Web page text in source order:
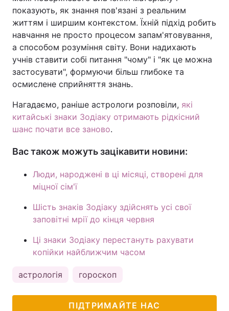
показують, як знання пов'язані з реальним
життям і ширшим контекстом. Їхній підхід робить
навчання не просто процесом запам'ятовування,
а способом розуміння світу. Вони надихають
учнів ставити собі питання "чому" і "як це можна
застосувати", формуючи більш глибоке та
осмислене сприйняття знань.
Нагадаємо, раніше астрологи розповіли, які
китайські знаки Зодіаку отримають рідкісний
шанс почати все заново.
Вас також можуть зацікавити новини:
Люди, народжені в ці місяці, створені для
міцної сім'ї
Шість знаків Зодіаку здійснять усі свої
заповітні мрії до кінця червня
Ці знаки Зодіаку перестануть рахувати
копійки найближчим часом
астрологія гороскоп
ПІДТРИМАЙТЕ НАС